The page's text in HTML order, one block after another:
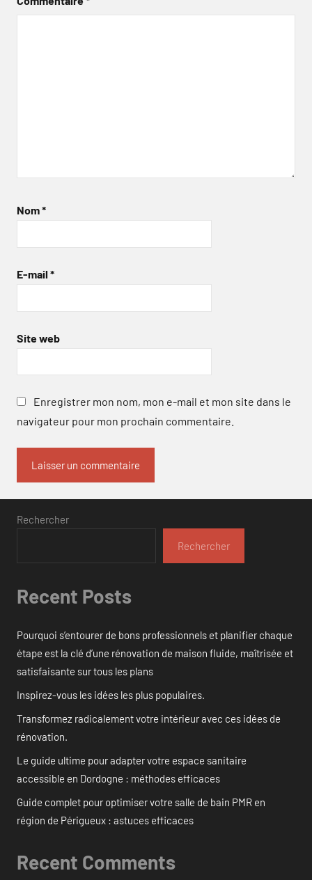
Nom*
E-mail *
Site web
Enregistrer mon nom, mon e-mail et mon site dans le
navigateur pour mon prochain commentaire.
Rechercher
Rechercher
Recent Posts
Pourquoi s’entourer de bons professionnels et planifier chaque
étape est la clé d’une rénovation de maison fluide, maîtrisée et
satisfaisante sur tous les plans
Inspirez-vous les idées les plus populaires.
Transformez radicalement votre intérieur avec ces idées de
rénovation.
Le guide ultime pour adapter votre espace sanitaire
accessible en Dordogne : méthodes efficaces
Guide complet pour optimiser votre salle de bain PMR en
région de Périgueux : astuces efficaces
Recent Comments